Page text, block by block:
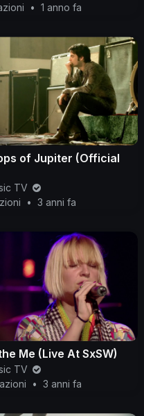
• 1 anno fa
of Jupiter (Official
TV
• 3 anni fa
Me (Live At SxSW)
TV
• 3 anni fa